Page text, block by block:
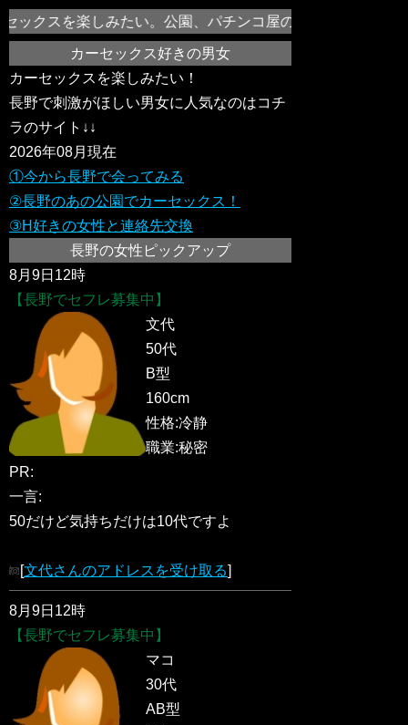
ックスを楽しみたい。公園、パチンコ屋の駐車場、ドライ
カーセックス好きの男女
カーセックスを楽しみたい！
長野で刺激がほしい男女に人気なのはコチ
ラのサイト↓↓
2026年08月現在
①今から長野で会ってみる
②長野のあの公園でカーセックス！
③H好きの女性と連絡先交換
長野の女性ピックアップ
8月9日12時
【長野でセフレ募集中】
文代
50代
B型
160cm
性格:冷静
職業:秘密
PR:
一言:
50だけど気持ちだけは10代ですよ
[文代さんのアドレスを受け取る]
8月9日12時
【長野でセフレ募集中】
マコ
30代
AB型